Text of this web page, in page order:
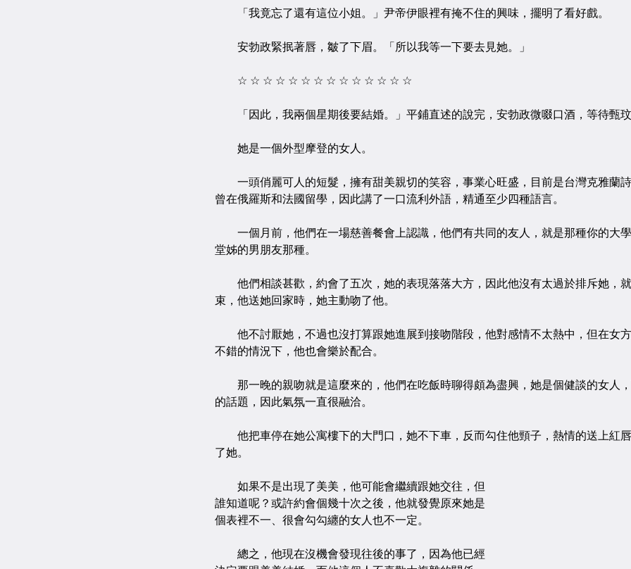
「我竟忘了還有這位小姐。」尹帝伊眼裡有掩不住的興味，擺明了看好戲。
安勃政緊抿著唇，皺了下眉。「所以我等一下要去見她。」
☆ ☆ ☆ ☆ ☆ ☆ ☆ ☆ ☆ ☆ ☆ ☆ ☆ ☆
「因此，我兩個星期後要結婚。」平鋪直述的說完，安勃政微啜口酒，等待甄玟
她是一個外型摩登的女人。
一頭俏麗可人的短髮，擁有甜美親切的笑容，事業心旺盛，目前是台灣克雅蘭詩
曾在俄羅斯和法國留學，因此講了一口流利外語，精通至少四種語言。
一個月前，他們在一場慈善餐會上認識，他們有共同的友人，就是那種你的大
堂姊的男朋友那種。
他們相談甚歡，約會了五次，她的表現落落大方，因此他沒有太過於排斥她，
束，他送她回家時，她主動吻了他。
他不討厭她，不過也沒打算跟她進展到接吻階段，他對感情不太熱中，但在女
不錯的情況下，他也會樂於配合。
那一晚的親吻就是這麼來的，他們在吃飯時聊得頗為盡興，她是個健談的女人
的話題，因此氣氛一直很融洽。
他把車停在她公寓樓下的大門口，她不下車，反而勾住他頸子，熱情的送上紅
了她。
如果不是出現了美美，他可能會繼續跟她交往，但
誰知道呢？或許約會個幾十次之後，他就發覺原來她是
個表裡不一、很會勾勾纏的女人也不一定。
總之，他現在沒機會發現往後的事了，因為他已經